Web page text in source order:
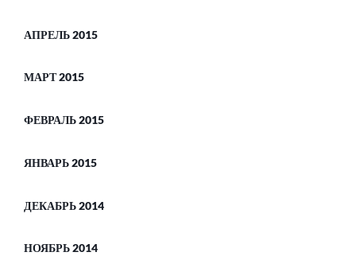
АПРЕЛЬ 2015
МАРТ 2015
ФЕВРАЛЬ 2015
ЯНВАРЬ 2015
ДЕКАБРЬ 2014
НОЯБРЬ 2014